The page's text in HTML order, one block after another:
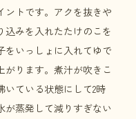
ントです。アクを抜きや
込みを入れたたけのこを
をいっしょに入れてゆで
がります。煮汁が吹きこ
いている状態にして2時
が蒸発して減りすぎない